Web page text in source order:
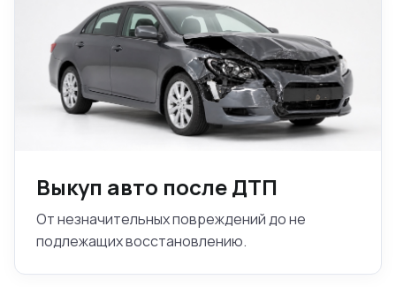
Выкуп авто после ДТП
От незначительных повреждений до не
подлежащих восстановлению.